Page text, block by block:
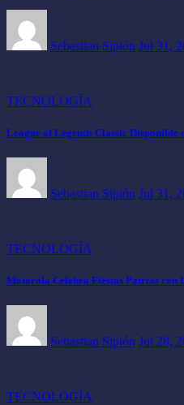
Sebastian Sipión Jul 31,
TECNOLOGÍA
League of Legends Classic Disponible
Sebastian Sipión Jul 31,
TECNOLOGÍA
Motorola Celebra Fiestas Patrias con
Sebastian Sipión Jul 28,
TECNOLOGÍA